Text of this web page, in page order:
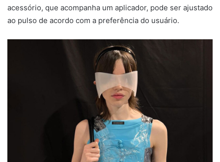
acessório, que acompanha um aplicador, pode ser ajustado
ao pulso de acordo com a preferência do usuário.